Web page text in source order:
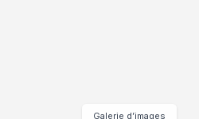
Galerie d’images